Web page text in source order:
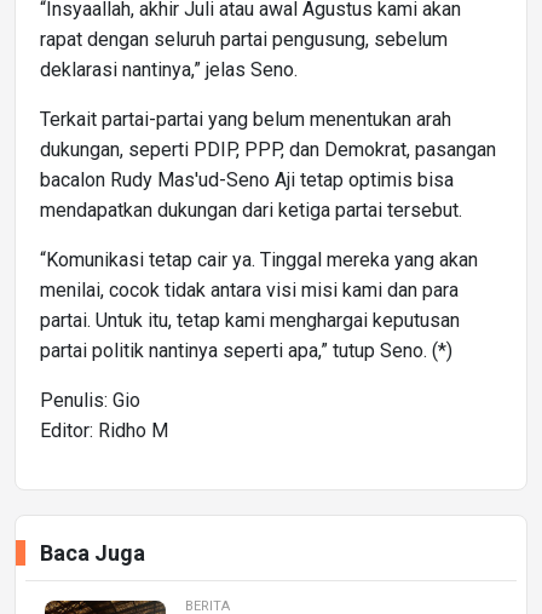
“Insyaallah, akhir Juli atau awal Agustus kami akan
rapat dengan seluruh partai pengusung, sebelum
deklarasi nantinya,” jelas Seno.
Terkait partai-partai yang belum menentukan arah
dukungan, seperti PDIP, PPP, dan Demokrat, pasangan
bacalon Rudy Mas'ud-Seno Aji tetap optimis bisa
mendapatkan dukungan dari ketiga partai tersebut.
“Komunikasi tetap cair ya. Tinggal mereka yang akan
menilai, cocok tidak antara visi misi kami dan para
partai. Untuk itu, tetap kami menghargai keputusan
partai politik nantinya seperti apa,” tutup Seno. (*)
Penulis: Gio
Editor: Ridho M
Baca Juga
BERITA